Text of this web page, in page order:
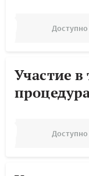
Участие в